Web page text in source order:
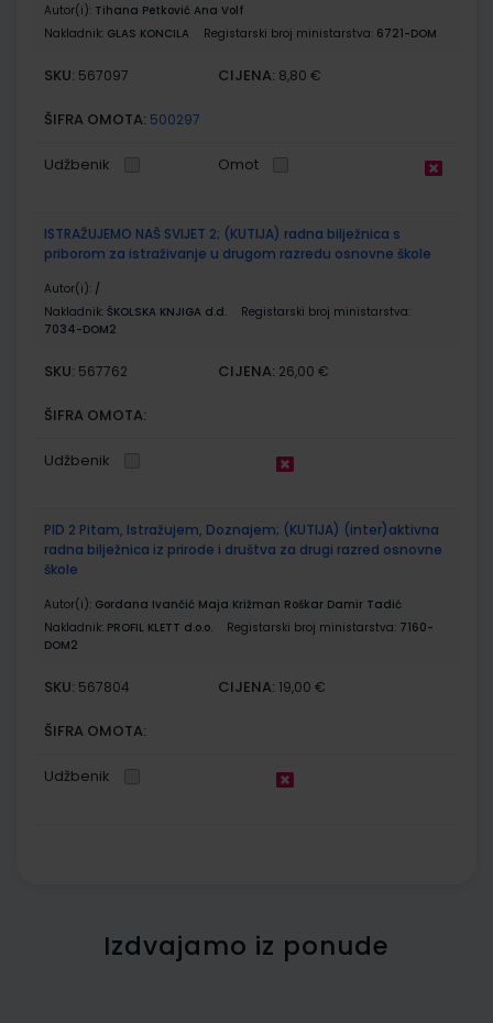
Autor(i): Tihana Petković Ana Volf
Nakladnik: GLAS KONCILA Registarski broj ministarstva: 6721-DOM
SKU: 567097 CIJENA: 8,80 €
ŠIFRA OMOTA: 500297
Udžbenik Omot
ISTRAŽUJEMO NAŠ SVIJET 2; (KUTIJA) radna bilježnica s
priborom za istraživanje u drugom razredu osnovne škole
Autor(i): /
Nakladnik: ŠKOLSKA KNJIGA d.d.
Registarski broj ministarstva:
7034-DOM2
SKU: 567762 CIJENA: 26,00 €
ŠIFRA OMOTA:
Udžbenik
PID 2 Pitam, Istražujem, Doznajem; (KUTIJA) (inter)aktivna
radna bilježnica iz prirode i društva za drugi razred osnovne
škole
Autor(i): Gordana Ivančić Maja Križman Roškar Damir Tadić
Nakladnik: PROFIL KLETT d.o.o. Registarski broj ministarstva: 7160-
DOM2
SKU: 567804 CIJENA: 19,00 €
ŠIFRA OMOTA:
Udžbenik
Izdvajamo iz ponude